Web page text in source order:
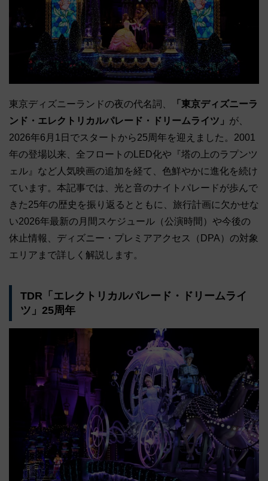
東京ディズニーランドの夜の代名詞、
「東京ディズニーラ
ンド・エレクトリカルパレード・ドリームライツ」 が、
2026年6月1日でスタートから25周年を迎えました。2001
年の登場以来、全フロートのLED化や『塔の上のラプンツ
ェル』など人気映画の追加を経て、色鮮やかに進化を続け
ています。本記事では、光と音のナイトパレードが歩んで
きた25年の歴史を振り返るとともに、旅行計画に欠かせな
い2026年最新の月間スケジュール（公演時間）や今後の
休止情報、ディズニー・プレミアアクセス（DPA）の対象
エリアまで詳しく解説します。
TDR「エレクトリカルパレード・ドリームライ
ツ」25周年